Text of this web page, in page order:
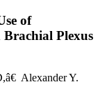
of
Plexus
Alexander Y.